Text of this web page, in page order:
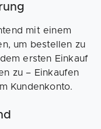
mit einem
um bestellen zu
ersten Einkauf
zu – Einkaufen
Kundenkonto.